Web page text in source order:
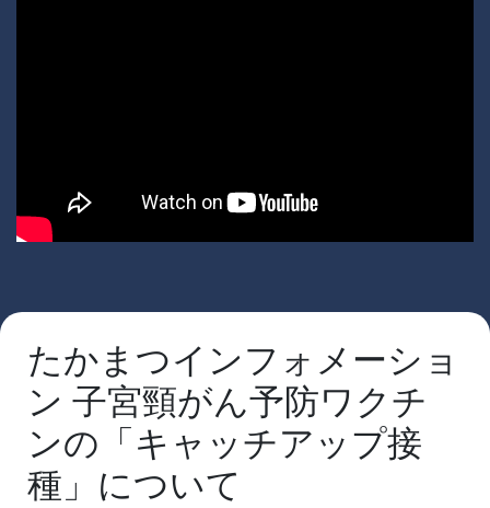
たかまつインフォメーショ
ン 子宮頸がん予防ワクチ
ンの「キャッチアップ接
種」について